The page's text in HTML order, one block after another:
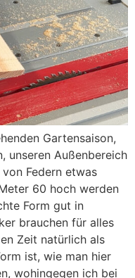
Gartensaison,
unseren Außenbereich
Federn etwas
60 hoch werden
Form gut in
brauchen für alles
Zeit natürlich als
ist, wie man hier
wohingegen ich bei